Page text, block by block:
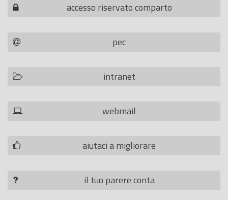
accesso riservato comparto
pec
intranet
webmail
aiutaci a migliorare
il tuo parere conta